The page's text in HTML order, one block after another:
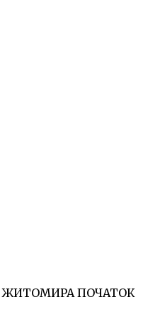
11.01.2024
ФЖИТОМИРА ПОЧАТОК